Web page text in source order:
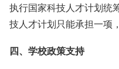
执行国家科技人才计划统
技人才计划只能承担一项
四、学校政策支持